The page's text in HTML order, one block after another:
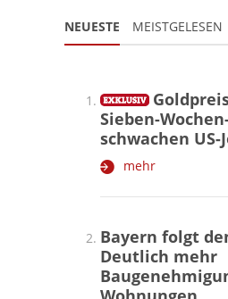
NEUESTE MEISTGELESEN
Sieben-
schwachen US-
mehr
Bayern folgt
Deutlich mehr